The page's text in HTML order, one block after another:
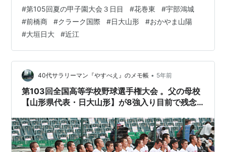
３点差の勝ち ４～５点差の勝ち ６点差以上で勝ち 第４
試合 大垣日大 対 近 江 １点差で勝ち ２～３点差の勝ち
４～５点差の勝ち ６点差以上で勝ち 締切りは８日午前７
時です。 予想を済ませたらギドラのお城に戻ってお知ら
せ下さい。
#第105回夏の甲子園大会３日目 #花巻東 #宇部鴻城
#前橋商 #クラーク国際 #日大山形 #おかやま山陽
#大垣日大 #近江
40代サラリーマン『やすべえ』のメモ帳 • 5年前
第103回全国高等学校野球選手権大会 。父の母校
【山形県代表・日大山形】が8強入り目前で残念